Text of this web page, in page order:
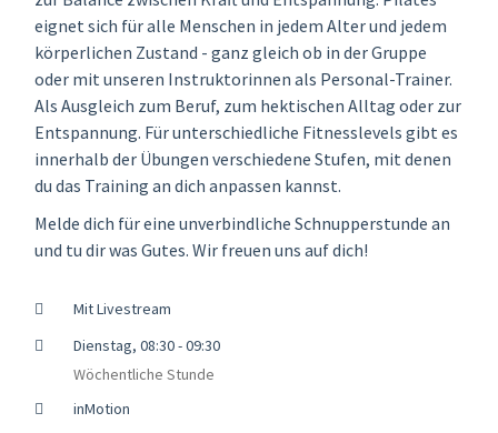
eignet sich für alle Menschen in jedem Alter und jedem
körperlichen Zustand - ganz gleich ob in der Gruppe
oder mit unseren Instruktorinnen als Personal-Trainer.
Als Ausgleich zum Beruf, zum hektischen Alltag oder zur
Entspannung. Für unterschiedliche Fitnesslevels gibt es
innerhalb der Übungen verschiedene Stufen, mit denen
du das Training an dich anpassen kannst.
Melde dich für eine unverbindliche Schnupperstunde an
und tu dir was Gutes. Wir freuen uns auf dich!
Mit Livestream
Dienstag, 08:30 - 09:30
Wöchentliche Stunde
inMotion